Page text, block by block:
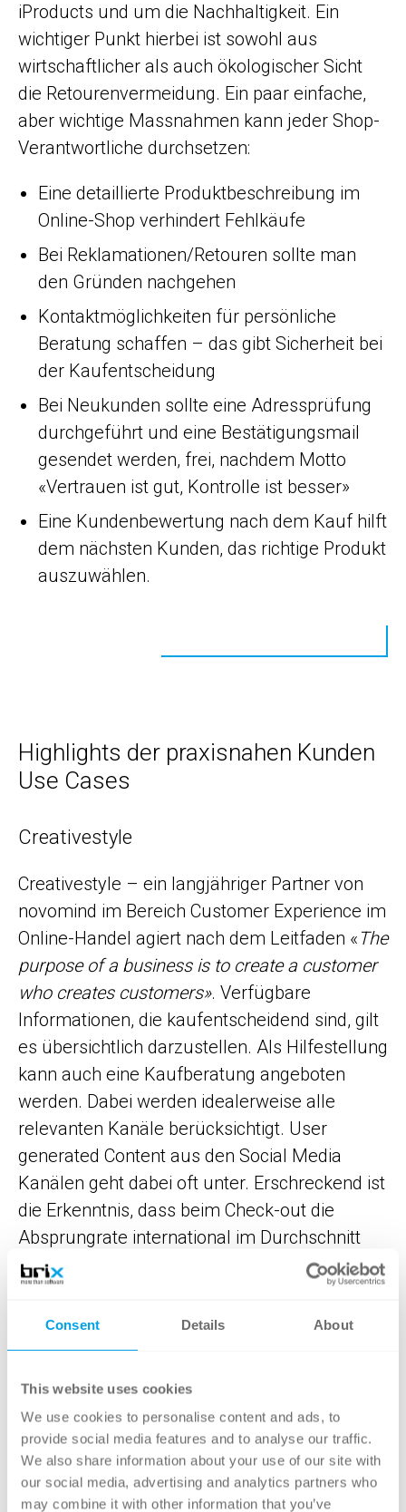
Consent Details About
This website uses cookies
We use cookies to personalise content and ads, to
provide social media features and to analyse our traffic.
We also share information about your use of our site with
our social media, advertising and analytics partners who
may combine it with other information that you’ve
iProducts und um die Nachhaltigkeit. Ein
wichtiger Punkt hierbei ist sowohl aus
wirtschaftlicher als auch ökologischer Sicht
die Retourenvermeidung. Ein paar einfache,
aber wichtige Massnahmen kann jeder Shop-
Verantwortliche durchsetzen:
Eine detaillierte Produktbeschreibung im
Online-Shop verhindert Fehlkäufe
Bei Reklamationen/Retouren sollte man
den Gründen nachgehen
Kontaktmöglichkeiten für persönliche
Beratung schaffen – das gibt Sicherheit bei
der Kaufentscheidung
Bei Neukunden sollte eine Adressprüfung
durchgeführt und eine Bestätigungsmail
gesendet werden, frei, nachdem Motto
«Vertrauen ist gut, Kontrolle ist besser»
Eine Kundenbewertung nach dem Kauf hilft
dem nächsten Kunden, das richtige Produkt
auszuwählen.
Highlights der praxisnahen Kunden
Use Cases
Creativestyle
Creativestyle – ein langjähriger Partner von
novomind im Bereich Customer Experience im
Online-Handel agiert nach dem Leitfaden « The
purpose of a business is to create a customer
who creates customers». Verfügbare
Informationen, die kaufentscheidend sind, gilt
es übersichtlich darzustellen. Als Hilfestellung
kann auch eine Kaufberatung angeboten
werden. Dabei werden idealerweise alle
relevanten Kanäle berücksichtigt. User
generated Content aus den Social Media
Kanälen geht dabei oft unter. Erschreckend ist
die Erkenntnis, dass beim Check-out die
Absprungrate international im Durchschnitt
70 % beträgt. Da ist wirklich Luft nach oben.
strategisch auf novomind und betreibt
mehrere connected iProducts: iShop, iPIM und
iAgent arbeiten tief integriert zusammen. So
kommen die Synergien zum Tragen und das
Endprodukt ist mehr als die Summe der